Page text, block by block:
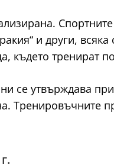
и други,
където тренират
се утвърждава
Тренировъчните